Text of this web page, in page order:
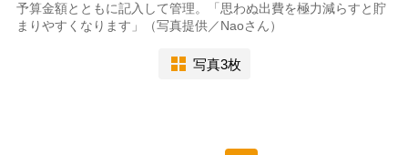
予算金額とともに記入して管理。「思わぬ出費を極力減らすと貯
まりやすくなります」（写真提供／Naoさん）
写真3枚